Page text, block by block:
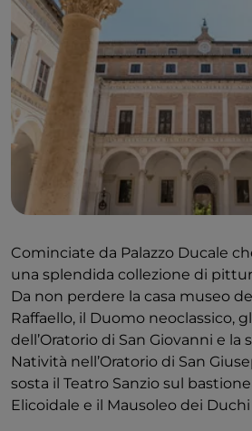
Cominciate da Palazzo Ducale
una splendida collezione di
Da non perdere la casa museo
Raffaello, il Duomo neoclassico,
dell’Oratorio di San Giovanni e la
Natività nell’Oratorio di San
sosta il Teatro Sanzio sul
Elicoidale e il Mausoleo dei